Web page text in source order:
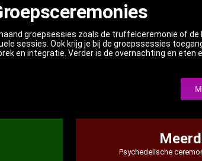
groepsessies zoals de truffelceremonie of
sessies. Ook krijg je bij de groepssessies
en integratie. Verder is de overnachting en eten
Psychedelische